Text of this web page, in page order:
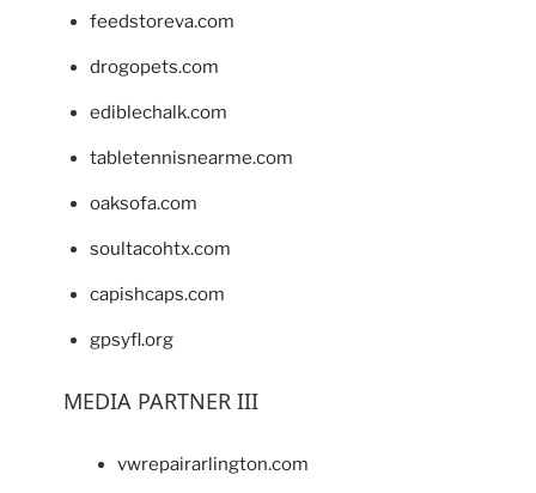
feedstoreva.com
drogopets.com
ediblechalk.com
tabletennisnearme.com
oaksofa.com
soultacohtx.com
capishcaps.com
gpsyfl.org
MEDIA PARTNER III
vwrepairarlington.com